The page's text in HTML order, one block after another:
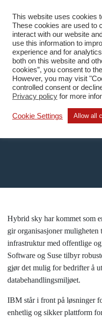
Home / Hybrid sky
Hybrid sky
Hybrid sky har kommet som
gir organisasjoner
infrastruktur med offentlige
Software og Suse tilbyr
gjør det mulig for bedrifter å
databehandlingsmiljøet.
IBM står i front på løsninger
enhetlig og sikker plattform
This website uses cookies
These cookies are used to
interact with our website
use this information to
experience and for
both on this website and
cookies”, you consent to
However, you may visit
controlled consent or
Privacy policy for more
Cookie Settings Allow all